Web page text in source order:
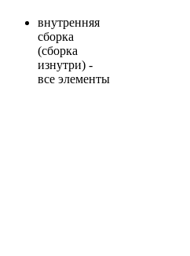
внутренняя
сборка
(сборка
изнутри) -
все элементы